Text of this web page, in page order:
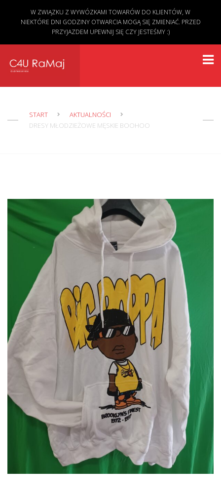
START
AKTUALNOŚCI
DRESY MŁODZIEŻOWE MĘSKIE BOOHOO
W ZWIĄZKU Z WYWÓZKAMI TOWARÓW DO KLIENTÓW, W
NIEKTÓRE DNI GODZINY OTWARCIA MOGĄ SIĘ ZMIENIAĆ. PRZED
PRZYJAZDEM UPEWNIJ SIĘ CZY JESTEŚMY :)